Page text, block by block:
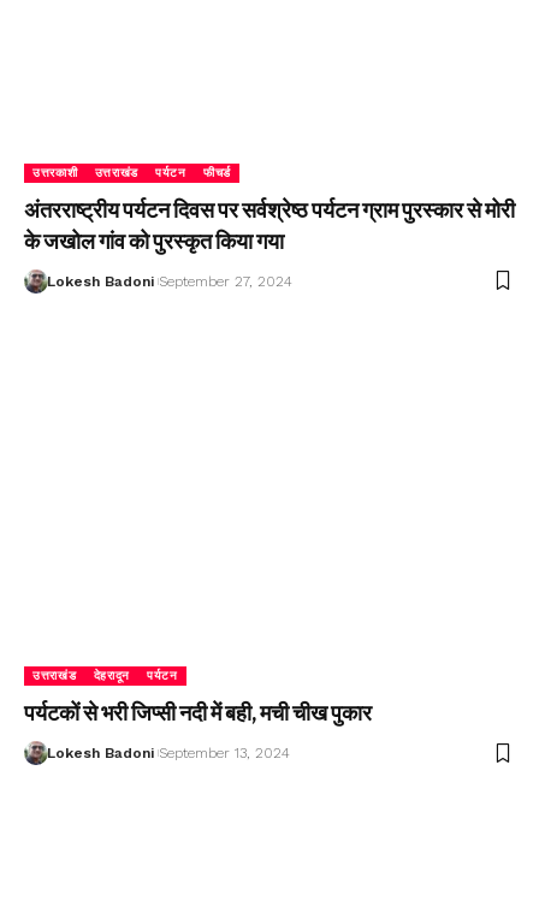
उत्तरकाशी उत्तराखंड पर्यटन फीचर्ड
अंतरराष्ट्रीय पर्यटन दिवस पर सर्वश्रेष्ठ पर्यटन ग्राम पुरस्कार से मोरी
के जखोल गांव को पुरस्कृत किया गया
Lokesh Badoni September 27, 2024
उत्तराखंड देहरादून पर्यटन
पर्यटकों से भरी जिप्सी नदी में बही, मची चीख पुकार
Lokesh Badoni September 13, 2024